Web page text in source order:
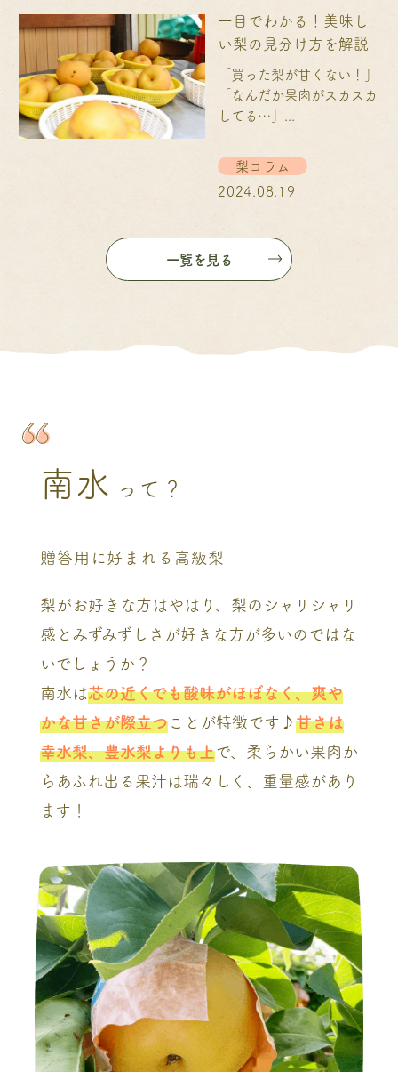
一目でわかる！美味し
い梨の見分け方を解説
「買った梨が甘くない！」
「なんだか果肉がスカスカ
してる…」...
梨コラム
2024.08.19
一覧を見る
南水 って？
贈答用に好まれる高級梨
梨がお好きな方はやはり、梨のシャリシャリ
感とみずみずしさが好きな方が多いのではな
いでしょうか？
南水は芯の近くでも酸味がほぼなく、爽や
かな甘さが際立つことが特徴です♪甘さは
幸水梨、豊水梨よりも上で、柔らかい果肉か
らあふれ出る果汁は瑞々しく、重量感があり
ます！